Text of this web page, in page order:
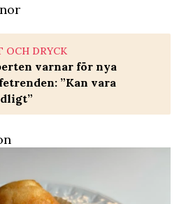
OCH DRYCK
varnar för nya
”Kan vara